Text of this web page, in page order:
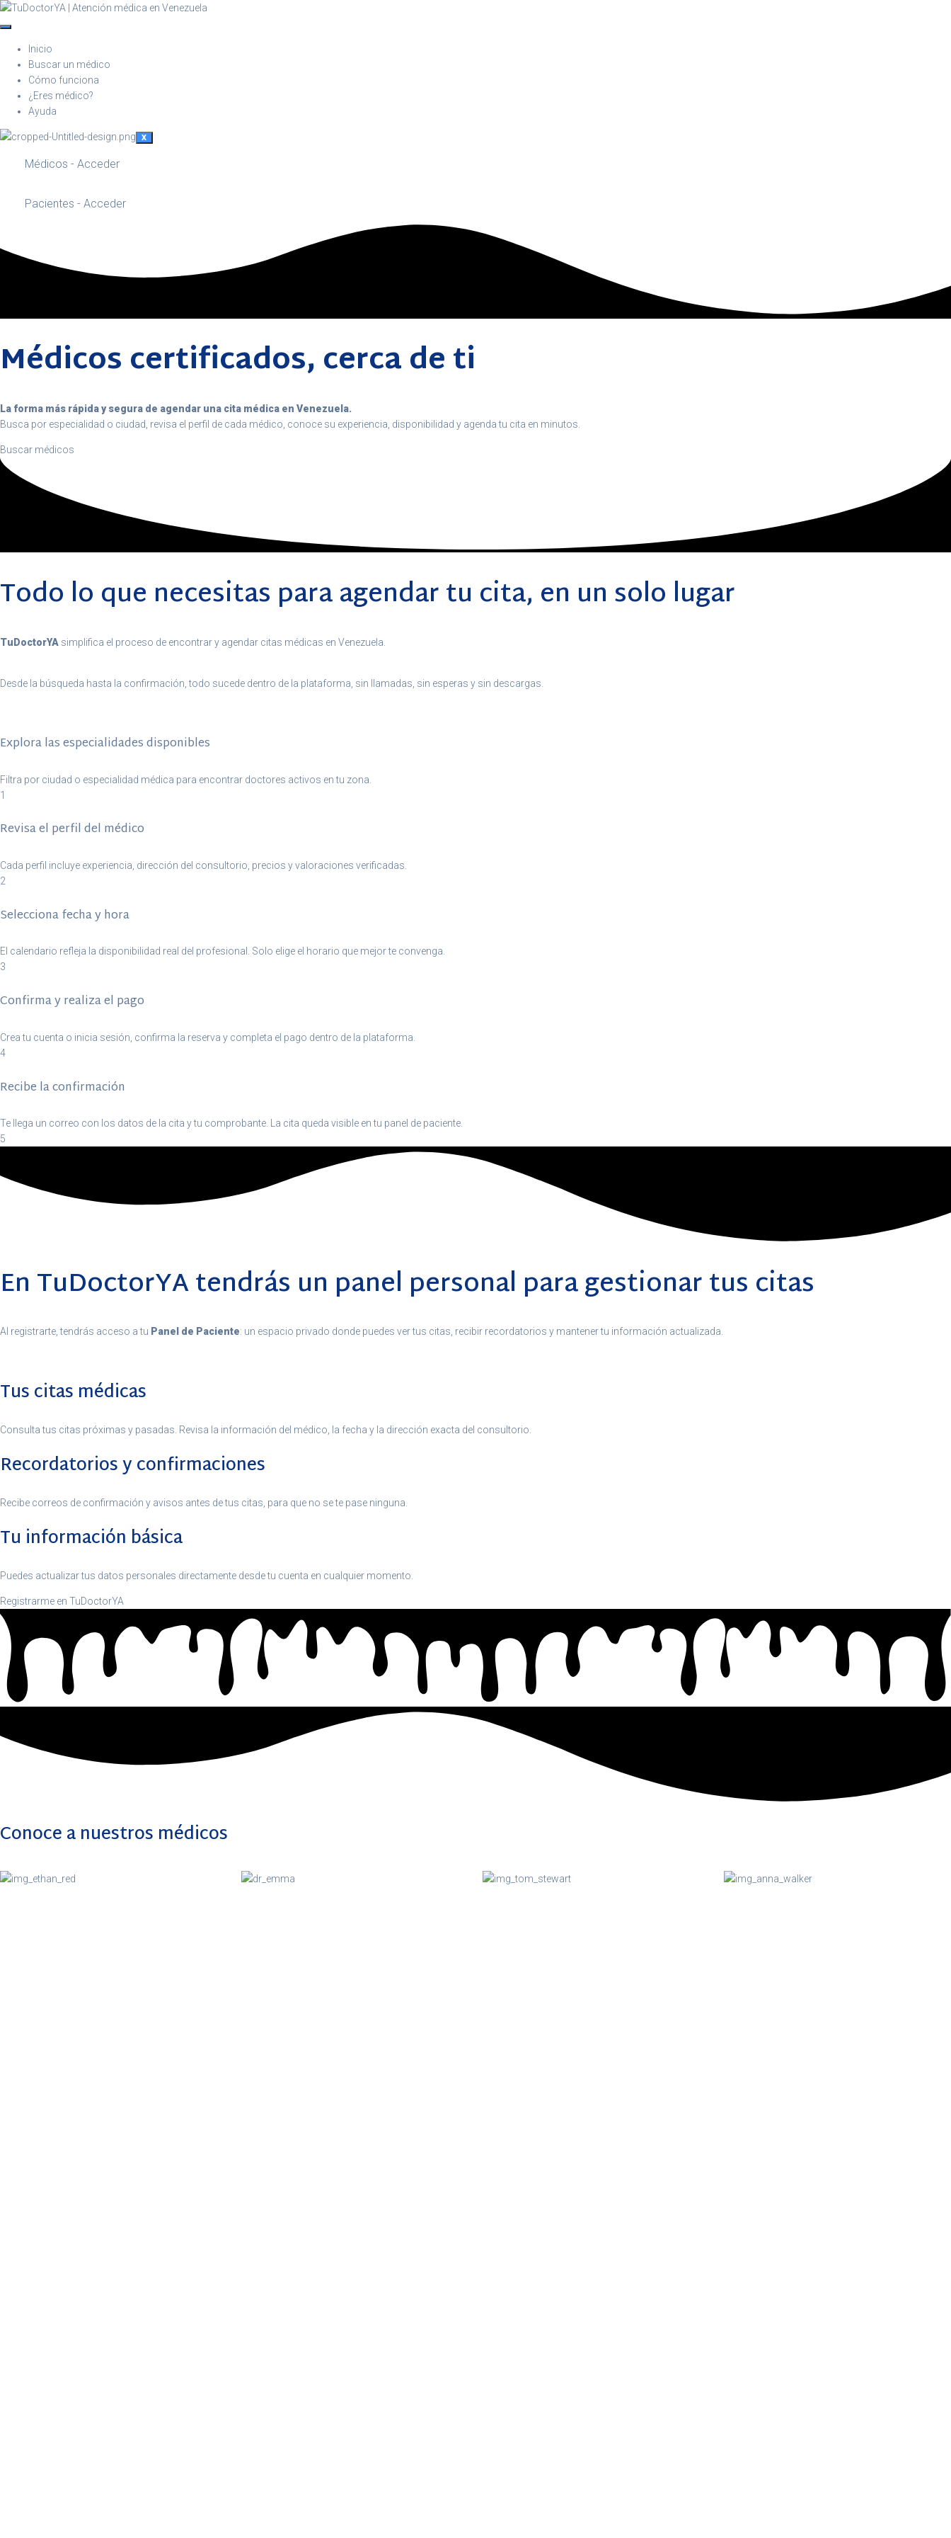
Inicio
Buscar un médico
Cómo funciona
¿Eres médico?
Ayuda
X
Médicos - Acceder
Pacientes - Acceder
Médicos certificados, cerca de ti
La forma más rápida y segura de agendar una cita médica en Venezuela.
Busca por especialidad o ciudad, revisa el perfil de cada médico, conoce su experiencia, disponibilidad y agenda tu cita en minutos.
Buscar médicos
Todo lo que necesitas para agendar tu cita, en un solo lugar
TuDoctorYA simplifica el proceso de encontrar y agendar citas médicas en Venezuela.
Desde la búsqueda hasta la confirmación, todo sucede dentro de la plataforma, sin llamadas, sin esperas y sin descargas.
Explora las especialidades disponibles
Filtra por ciudad o especialidad médica para encontrar doctores activos en tu zona.
1
Revisa el perfil del médico
Cada perfil incluye experiencia, dirección del consultorio, precios y valoraciones verificadas.
2
Selecciona fecha y hora
El calendario refleja la disponibilidad real del profesional. Solo elige el horario que mejor te convenga.
3
Confirma y realiza el pago
Crea tu cuenta o inicia sesión, confirma la reserva y completa el pago dentro de la plataforma.
4
Recibe la confirmación
Te llega un correo con los datos de la cita y tu comprobante. La cita queda visible en tu panel de paciente.
5
En TuDoctorYA tendrás un panel personal para gestionar tus citas
Al registrarte, tendrás acceso a tu Panel de Paciente: un espacio privado donde puedes ver tus citas, recibir recordatorios y mantener tu información actualizada.
Tus citas médicas
Consulta tus citas próximas y pasadas. Revisa la información del médico, la fecha y la dirección exacta del consultorio.
Recordatorios y confirmaciones
Recibe correos de confirmación y avisos antes de tus citas, para que no se te pase ninguna.
Tu información básica
Puedes actualizar tus datos personales directamente desde tu cuenta en cualquier momento.
Registrarme en TuDoctorYA
Conoce a nuestros médicos